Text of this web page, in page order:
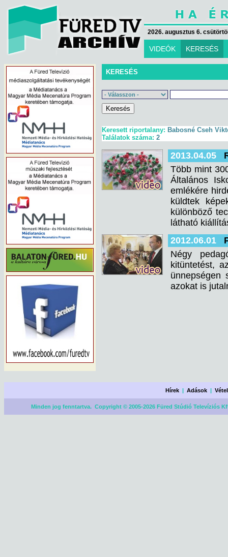
2026. augusztus 6.
VIDEÓK KERESÉS
KERESÉS
Keresett riportalany: Babosné Cseh
Találatok száma: 2
2013.04.05
Több mint
Általános
emlékére
küldtek
különböző
látható
2012.06.01
Négy
kitüntetést,
ünnepségen
azokat is
Hírek |Adások |
Minden jog fenntartva. Copyright © 2005-2026 Füred Stúdió Televíziós